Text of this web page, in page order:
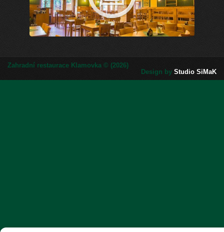
Zahradní restaurace Klamovka © (2026)
Design by Studio SiMaK